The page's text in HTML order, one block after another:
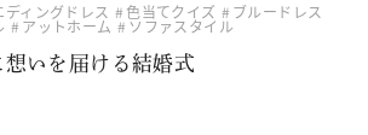
ディングドレス 色当てクイズ ブルードレス
アットホーム
ソファスタイル
いを届ける結婚式